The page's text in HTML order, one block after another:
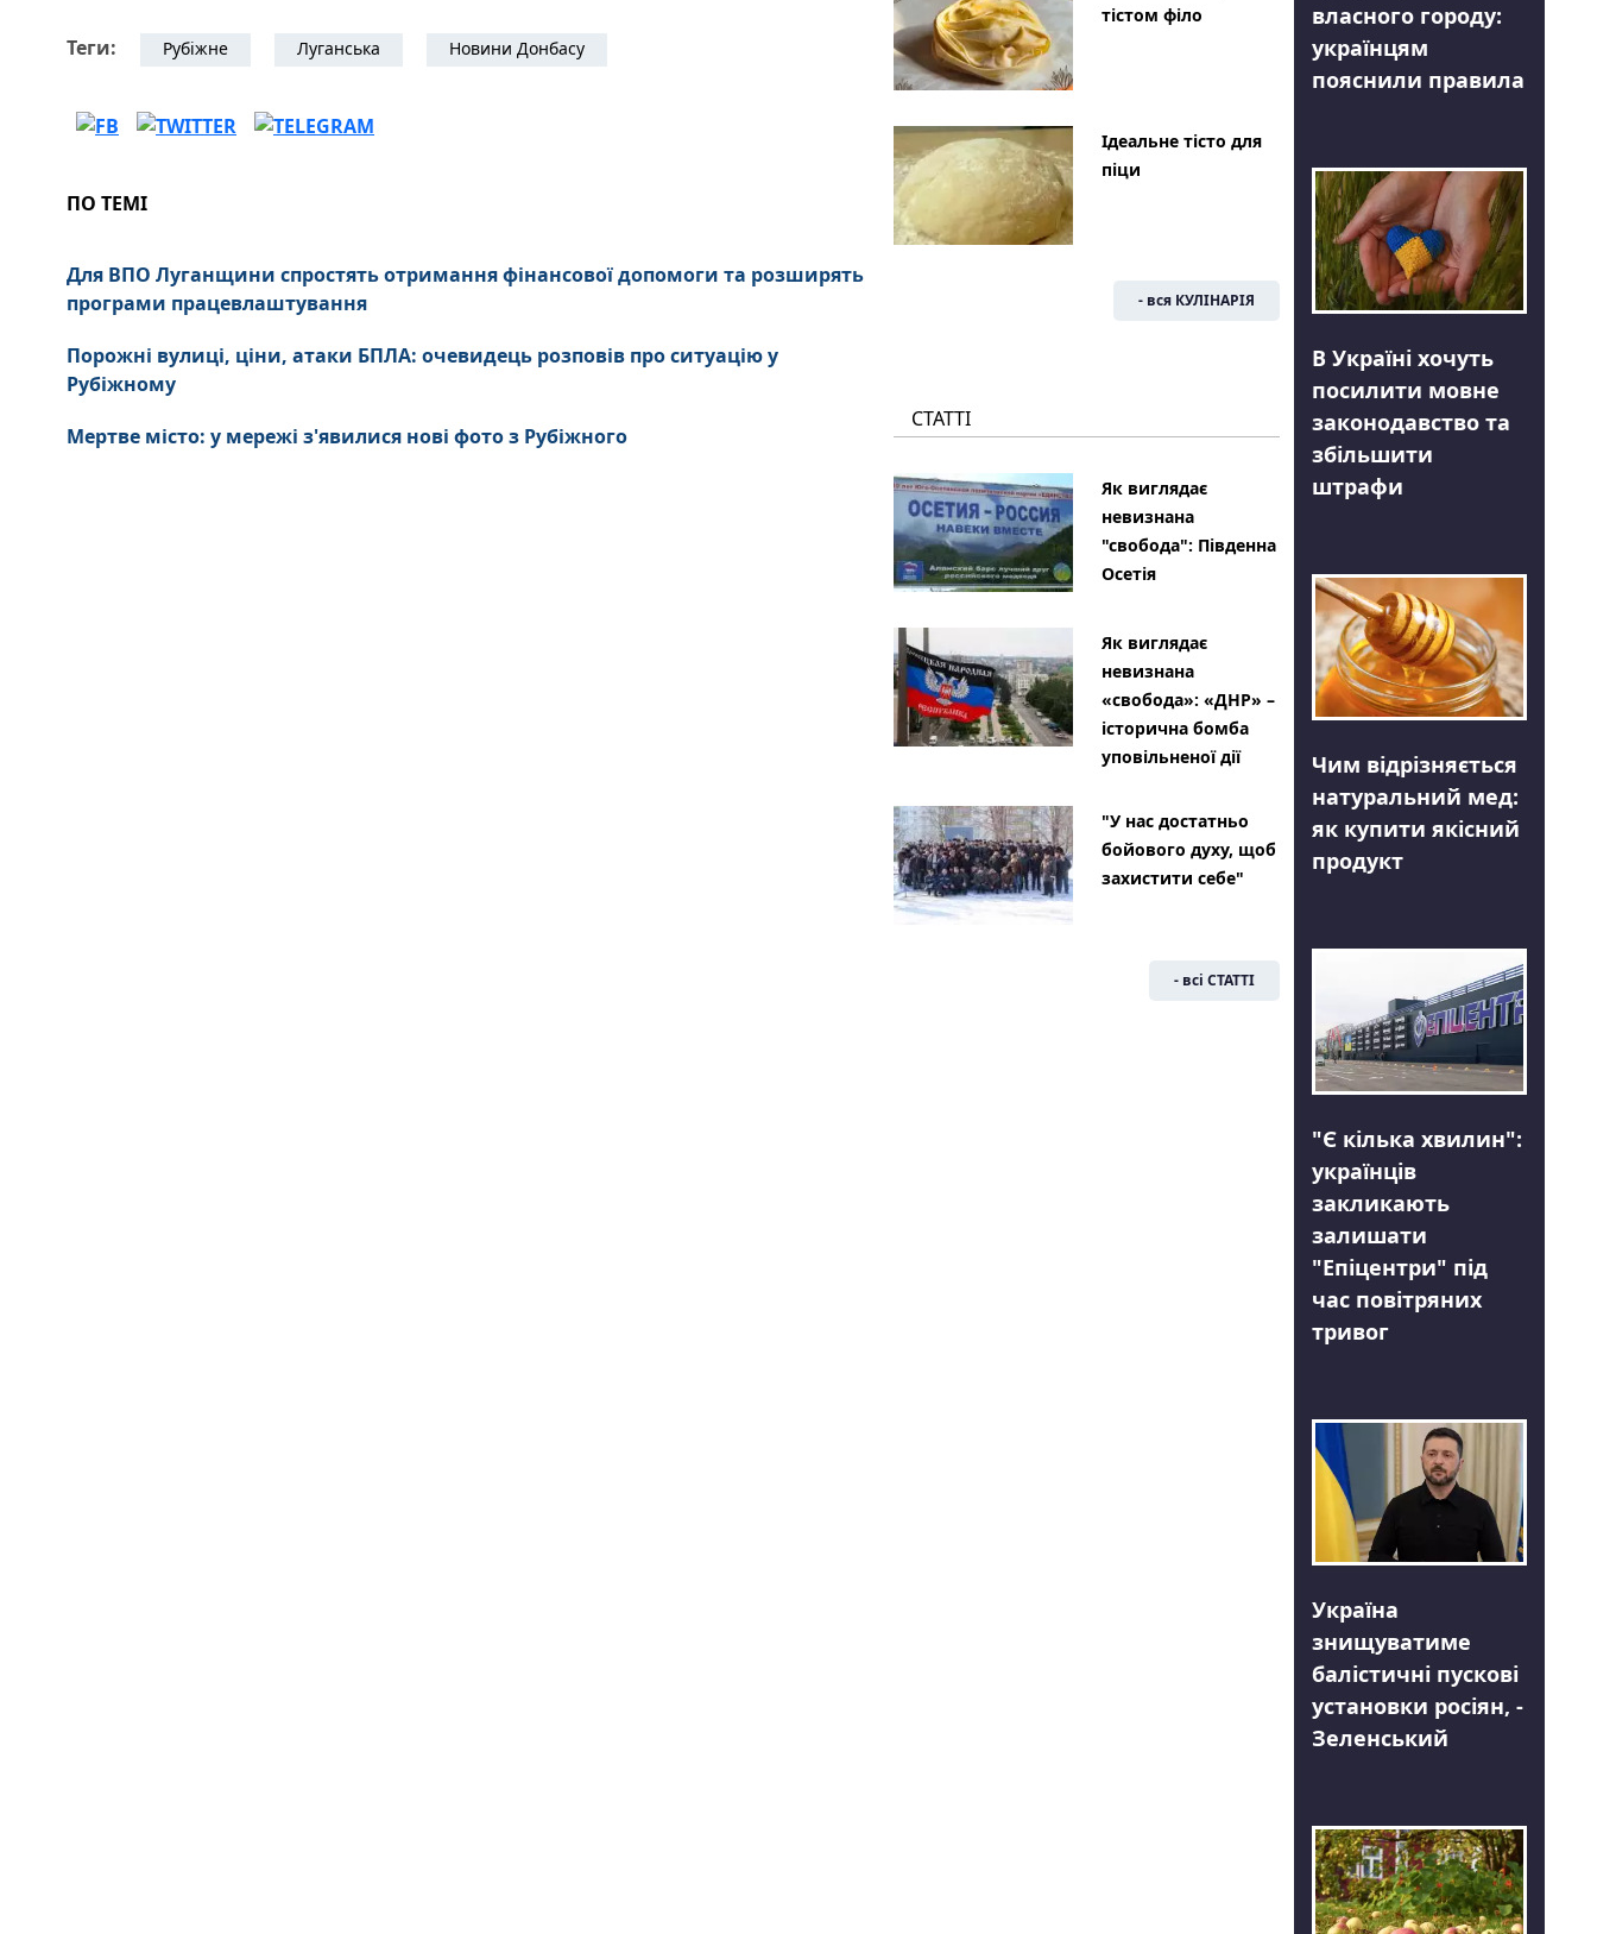
Теги: Рубіжне Луганська Новини Донбасу
ПО ТЕМІ
Для ВПО Луганщини спростять отримання фінансової допомоги та розширять
програми працевлаштування
Порожні вулиці, ціни, атаки БПЛА: очевидець розповів про ситуацію у
Рубіжному
Мертве місто: у мережі з'явилися нові фото з Рубіжного
тістом філо
Ідеальне тісто для
піци
- вся КУЛІНАРІЯ
СТАТТІ
Як виглядає
невизнана
"свобода": Південна
Осетія
Як виглядає
невизнана
«свобода»: «ДНР» –
історична бомба
уповільненої дії
"У нас достатньо
бойового духу, щоб
захистити себе"
- всі СТАТТІ
власного городу:
українцям
пояснили правила
В Україні хочуть
посилити мовне
законодавство та
збільшити
штрафи
Чим відрізняється
натуральний мед:
як купити якісний
продукт
"Є кілька хвилин":
українців
закликають
залишати
"Епіцентри" під
час повітряних
тривог
Україна
знищуватиме
балістичні пускові
установки росіян, -
Зеленський